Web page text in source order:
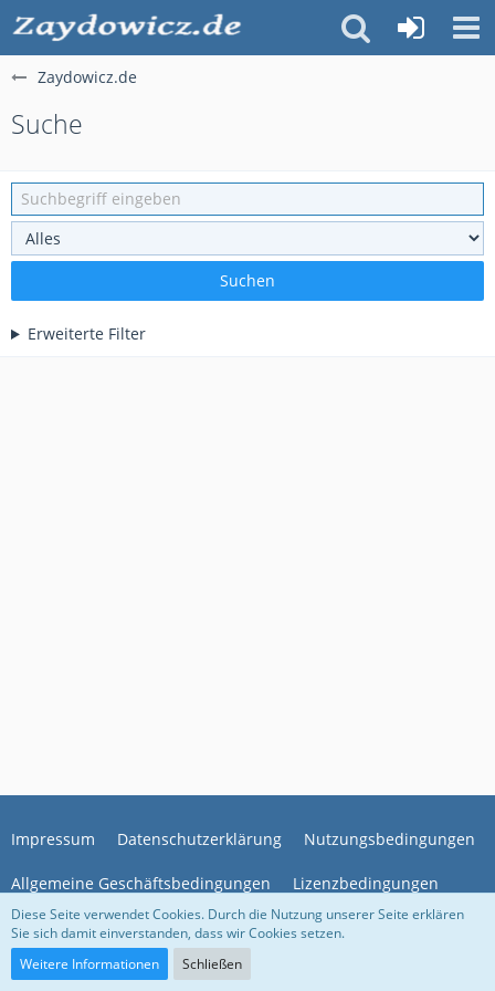
Zaydowicz.de
Suche
Suchen
Erweiterte Filter
Impressum Datenschutzerklärung Nutzungsbedingungen
Allgemeine Geschäftsbedingungen Lizenzbedingungen
Community-Software:
Diese Seite verwendet Cookies. Durch die Nutzung unserer Seite erklären
Sie sich damit einverstanden, dass wir Cookies setzen.
Weitere Informationen
Schließen